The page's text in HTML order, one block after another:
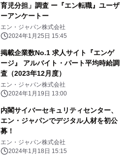
育児分担」調査 ー『エン転職』ユーザ
ーアンケートー
エン・ジャパン株式会社
2024年1月25日 15:45
掲載企業数No.1 求人サイト『エンゲ
ージ』 アルバイト・パート平均時給調
査（2023年12月度）
エン・ジャパン株式会社
2024年1月19日 13:00
内閣サイバーセキュリティセンター、
エン・ジャパンでデジタル人材を初公
募！
エン・ジャパン株式会社
2024年1月18日 15:15